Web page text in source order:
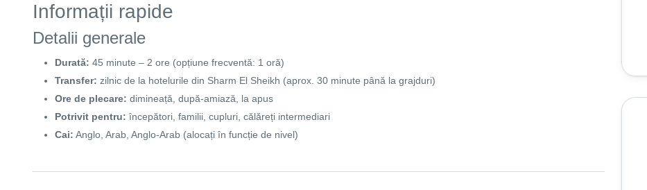
Informații rapide
Detalii generale
Durată: 45 minute – 2 ore (opțiune frecventă: 1 oră)
Transfer: zilnic de la hotelurile din Sharm El Sheikh (aprox. 30 minute până la grajduri)
Ore de plecare: dimineață, după-amiază, la apus
Potrivit pentru: începători, familii, cupluri, călăreți intermediari
Cai: Anglo, Arab, Anglo-Arab (alocați în funcție de nivel)